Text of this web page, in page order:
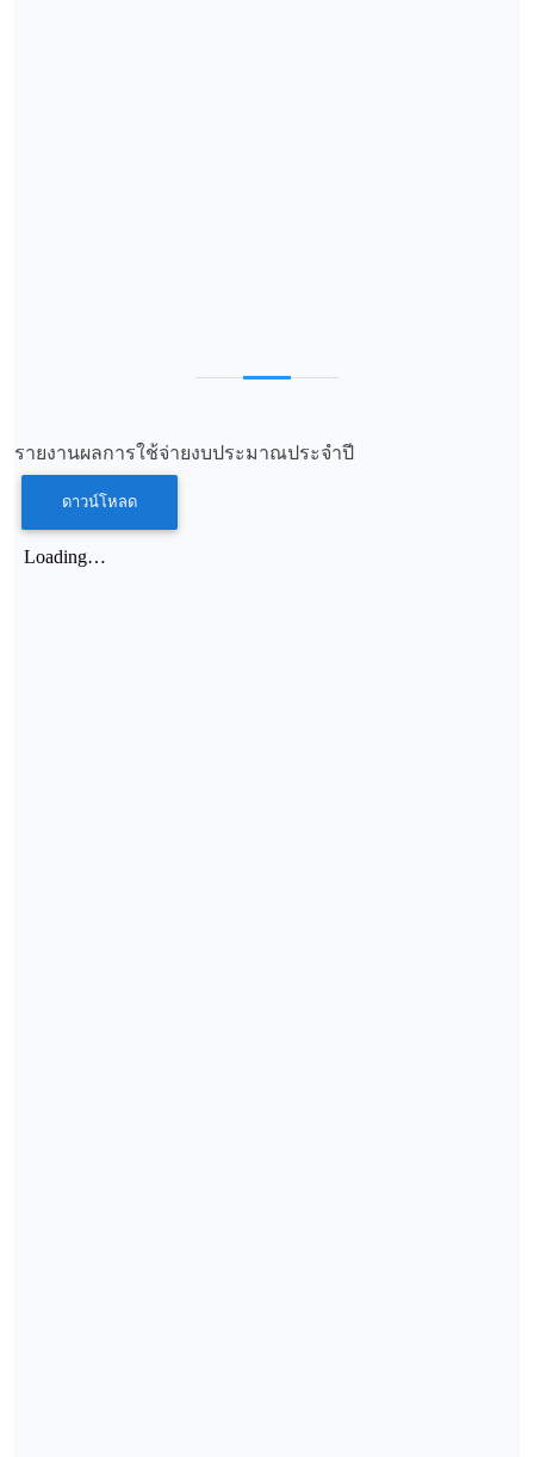
รายงานผลการใช้จ่ายงบประมาณประจำปี
ดาวน์โหลด